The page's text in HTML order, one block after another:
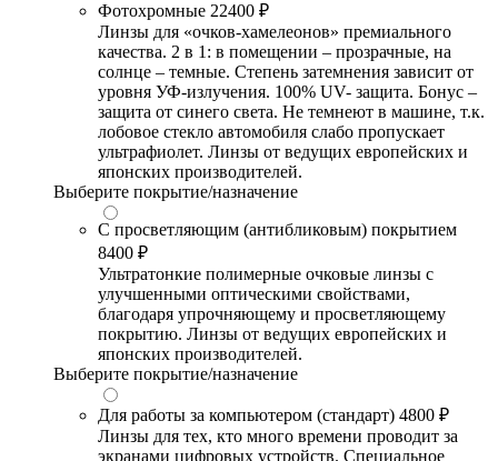
Фотохромные 22400 ₽
Линзы для «очков-хамелеонов» премиального
качества. 2 в 1: в помещении – прозрачные, на
солнце – темные. Степень затемнения зависит от
уровня УФ-излучения. 100% UV- защита. Бонус –
защита от синего света. Не темнеют в машине, т.к.
лобовое стекло автомобиля слабо пропускает
ультрафиолет. Линзы от ведущих европейских и
японских производителей.
Выберите покрытие/назначение
С просветляющим (антибликовым) покрытием
8400 ₽
Ультратонкие полимерные очковые линзы с
улучшенными оптическими свойствами,
благодаря упрочняющему и просветляющему
покрытию. Линзы от ведущих европейских и
японских производителей.
Выберите покрытие/назначение
Для работы за компьютером (стандарт) 4800 ₽
Линзы для тех, кто много времени проводит за
экранами цифровых устройств. Специальное